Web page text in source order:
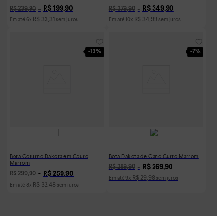
R$ 239,90 R$ 199,90
Em até 6x R$ 33,31 sem juros
R$ 379,90 R$ 349,90
Em até 10x R$ 34,99 sem juros
-13%
Bota Coturno Dakota em Couro
Marrom
R$ 299,90 R$ 259,90
Em até 8x R$ 32,48 sem juros
-7%
Bota Dakota de Cano Curto Marrom
R$ 289,90 R$ 269,90
Em até 9x R$ 29,98 sem juros